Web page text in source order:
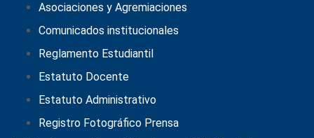
Asociaciones y Agremiaciones
Comunicados institucionales
Reglamento Estudiantil
Estatuto Docente
Estatuto Administrativo
Registro Fotográfico Prensa